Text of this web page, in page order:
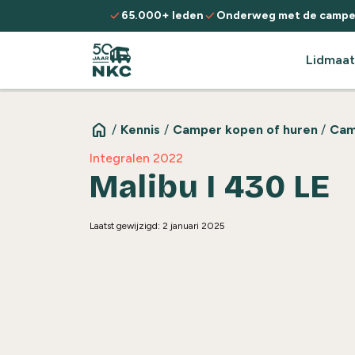
Spring naar de inhoud
check65.000+ ledencheckOnderweg met de
home / Kennis / Camper kopen of huren /
Integralen 2022
Malibu I 430 LE
Laatst gewijzigd: 2 januari 2025